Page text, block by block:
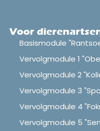
Voor
Basismodule
Vervolgmodule 1
Vervolgmodule 2
Vervolgmodule 3
Vervolgmodule 4
Vervolgmodule 5